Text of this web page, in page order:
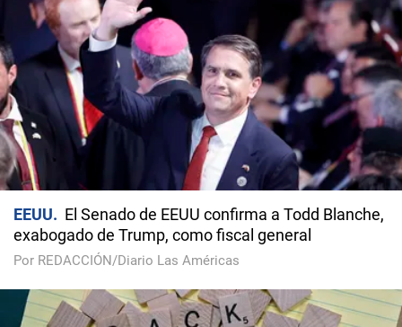
EEUU
El Senado de EEUU confirma a Todd Blanche,
exabogado de Trump, como fiscal general
Por REDACCIÓN/Diario Las Américas